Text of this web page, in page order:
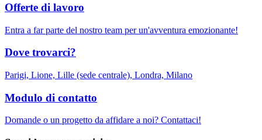
Offerte di lavoro
Entra a far parte del nostro team per un'avventura emozionante!
Dove trovarci?
Parigi, Lione, Lille (sede centrale), Londra, Milano
Modulo di contatto
Domande o un progetto da affidare a noi? Contattaci!